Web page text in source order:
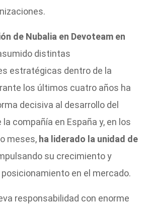
de Nubalia en Devoteam en
distintas
estratégicas dentro de la
los últimos cuatro años ha
decisiva al desarrollo del
compañía en España y, en los
meses, ha liderado la unidad de
su crecimiento y
en el mercado.
responsabilidad con enorme